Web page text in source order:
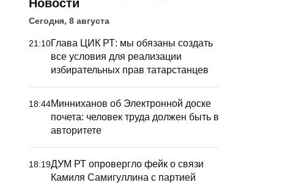
Новости
Сегодня, 8 августа
21:10Глава ЦИК РТ: мы обязаны создать
все условия для реализации
избирательных прав татарстанцев
18:44Минниханов об Электронной доске
почета: человек труда должен быть в
авторитете
18:19ДУМ РТ опровергло фейк о связи
Камиля Самигуллина с партией